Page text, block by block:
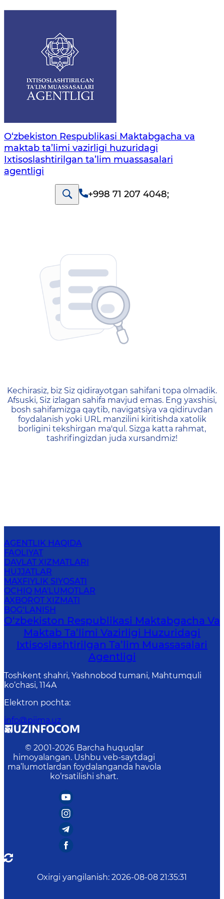
O‘zbekiston Respublikasi Maktabgacha va
maktab ta’limi vazirligi huzuridagi
Ixtisoslashtirilgan ta’lim muassasalari
agentligi
+998 71 207 4048;
404 — Страница не
Kechirasiz, biz Siz qidirayotgan sahifani topa olmadik.
Afsuski, Siz izlagan sahifa mavjud emas. Eng yaxshisi,
bosh sahifamizga qaytib, navigatsiya va qidiruvdan
foydalanish yoki URL manzilini kiritishda xatolik
borligini tekshirgan ma'qul. Sizga katta rahmat,
tashrifingizdan juda xursandmiz!
AGENTLIK HAQIDA
FAOLIYAT
DAVLAT XIZMATLARI
HUJJATLAR
MAXFIYLIK SIYOSATI
OCHIQ MA'LUMOTLAR
AXBOROT XIZMATI
BOG‘LANISH
O‘zbekiston Respublikasi Maktabgacha Va
Maktab Ta’limi Vazirligi Huzuridagi
Ixtisoslashtirilgan Ta’lim Muassasalari
Agentligi
Toshkent shahri, Yashnobod tumani, Mahtumquli
ko‘chasi, 114A
Elektron pochta:
info@piima.uz
© 2001-2026 Barcha huquqlar
himoyalangan. Ushbu veb-saytdagi
ma’lumotlardan foydalanganda havola
ko‘rsatilishi shart.
Oxirgi yangilanish: 2026-08-08 21:35:31